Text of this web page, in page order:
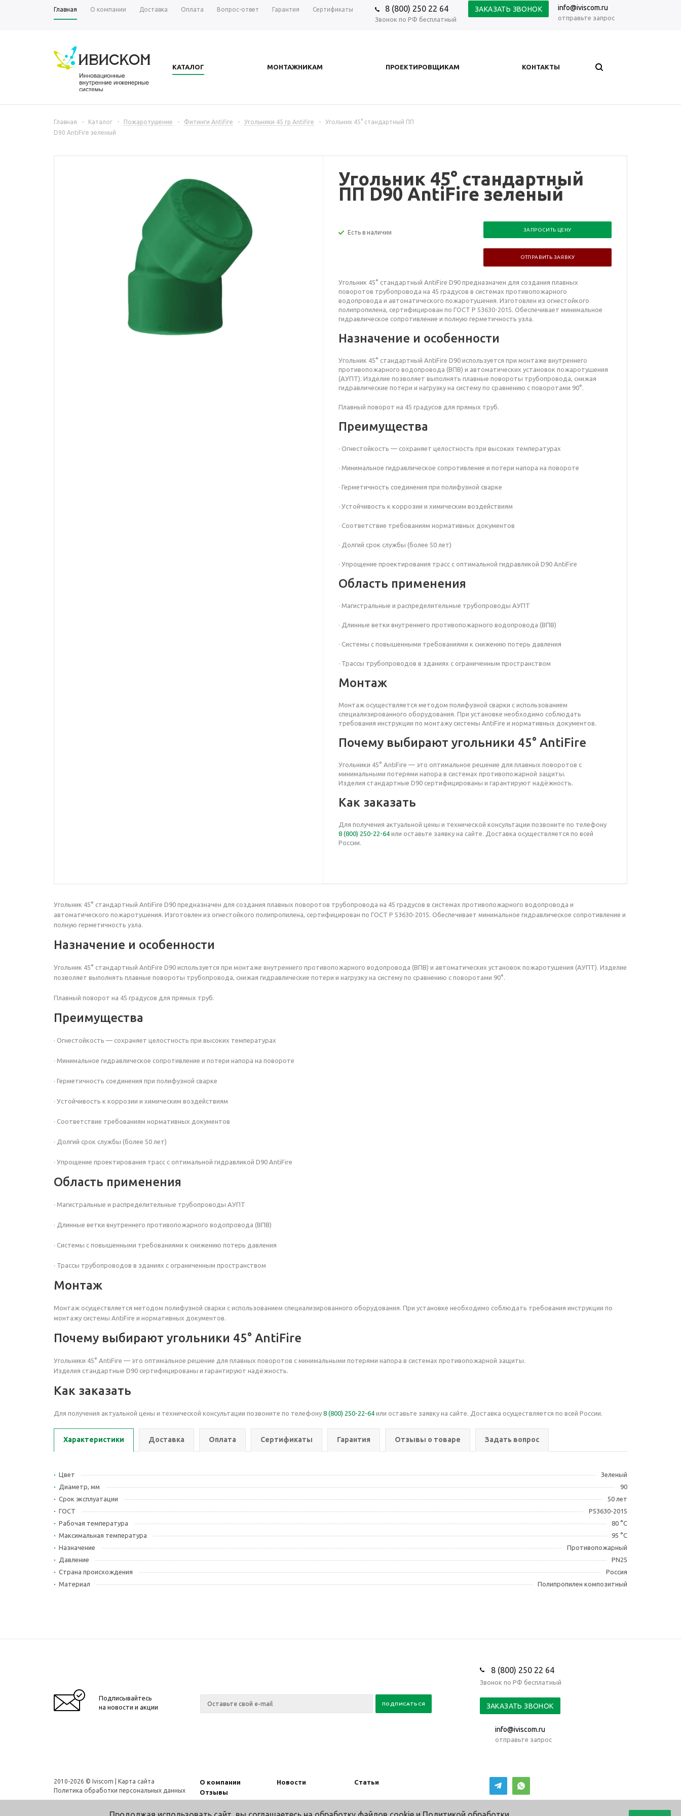
Главная О компании Доставка Оплата Вопрос-ответ Гарантия Сертификаты 8 (800) 250 22 64
Звонок по РФ бесплатный
ЗАКАЗАТЬ ЗВОНОК info@iviscom.ru
отправьте запрос
КАТАЛОГ МОНТАЖНИКАМ ПРОЕКТИРОВЩИКАМ КОНТАКТЫ
Главная - Каталог - Пожаротушение - Фитинги Antifire - Угольники 45 гр Antifire -
Угольник 45° стандартный ПП
D90 AntiFire зеленый
Угольник 45° стандартный
ПП D90 AntiFire зеленый
Есть в наличии ЗАПРОСИТЬ ЦЕНУ
ОТПРАВИТЬ ЗАЯВКУ
Угольник 45° стандартный AntiFire D90 предназначен для создания плавных
поворотов трубопровода на 45 градусов в системах противопожарного
водопровода и автоматического пожаротушения. Изготовлен из огнестойкого
полипропилена, сертифицирован по ГОСТ Р 53630-2015. Обеспечивает минимальное
гидравлическое сопротивление и полную герметичность узла.
Назначение и особенности
Угольник 45° стандартный AntiFire D90 используется при монтаже внутреннего
противопожарного водопровода (ВПВ) и автоматических установок пожаротушения
(АУПТ). Изделие позволяет выполнять плавные повороты трубопровода, снижая
гидравлические потери и нагрузку на систему по сравнению с поворотами 90°.
Плавный поворот на 45 градусов для прямых труб.
Преимущества
· Огнестойкость — сохраняет целостность при высоких температурах
· Минимальное гидравлическое сопротивление и потери напора на повороте
· Герметичность соединения при полифузной сварке
· Устойчивость к коррозии и химическим воздействиям
· Соответствие требованиям нормативных документов
· Долгий срок службы (более 50 лет)
· Упрощение проектирования трасс с оптимальной гидравликой D90 AntiFire
Область применения
· Магистральные и распределительные трубопроводы АУПТ
· Длинные ветки внутреннего противопожарного водопровода (ВПВ)
· Системы с повышенными требованиями к снижению потерь давления
· Трассы трубопроводов в зданиях с ограниченным пространством
Монтаж
Монтаж осуществляется методом полифузной сварки с использованием
специализированного оборудования. При установке необходимо соблюдать
требования инструкции по монтажу системы AntiFire и нормативных документов.
Почему выбирают угольники 45° AntiFire
Угольники 45° AntiFire — это оптимальное решение для плавных поворотов с
минимальными потерями напора в системах противопожарной защиты.
Изделия стандартные D90 сертифицированы и гарантируют надёжность.
Как заказать
Для получения актуальной цены и технической консультации позвоните по телефону
8 (800) 250-22-64 или оставьте заявку на сайте. Доставка осуществляется по всей
России.
Угольник 45° стандартный AntiFire D90 предназначен для создания плавных поворотов трубопровода на 45 градусов в системах противопожарного водопровода и
автоматического пожаротушения. Изготовлен из огнестойкого полипропилена, сертифицирован по ГОСТ Р 53630-2015. Обеспечивает минимальное гидравлическое сопротивление и
полную герметичность узла.
Назначение и особенности
Угольник 45° стандартный AntiFire D90 используется при монтаже внутреннего противопожарного водопровода (ВПВ) и автоматических установок пожаротушения (АУПТ). Изделие
позволяет выполнять плавные повороты трубопровода, снижая гидравлические потери и нагрузку на систему по сравнению с поворотами 90°.
Плавный поворот на 45 градусов для прямых труб.
Преимущества
· Огнестойкость — сохраняет целостность при высоких температурах
· Минимальное гидравлическое сопротивление и потери напора на повороте
· Герметичность соединения при полифузной сварке
· Устойчивость к коррозии и химическим воздействиям
· Соответствие требованиям нормативных документов
· Долгий срок службы (более 50 лет)
· Упрощение проектирования трасс с оптимальной гидравликой D90 AntiFire
Область применения
· Магистральные и распределительные трубопроводы АУПТ
· Длинные ветки внутреннего противопожарного водопровода (ВПВ)
· Системы с повышенными требованиями к снижению потерь давления
· Трассы трубопроводов в зданиях с ограниченным пространством
Монтаж
Монтаж осуществляется методом полифузной сварки с использованием специализированного оборудования. При установке необходимо соблюдать требования инструкции по
монтажу системы AntiFire и нормативных документов.
Почему выбирают угольники 45° AntiFire
Угольники 45° AntiFire — это оптимальное решение для плавных поворотов с минимальными потерями напора в системах противопожарной защиты.
Изделия стандартные D90 сертифицированы и гарантируют надёжность.
Как заказать
Для получения актуальной цены и технической консультации позвоните по телефону 8 (800) 250-22-64 или оставьте заявку на сайте. Доставка осуществляется по всей России.
Характеристики Доставка Оплата Сертификаты Гарантия Отзывы о товаре Задать вопрос
Цвет
Зеленый
Диаметр, мм
90
Срок эксплуатации
50 лет
ГОСТ
Р53630-2015
Рабочая температура
80 °С
Максимальная температура
95 °С
Назначение
Противопожарный
Давление
PN25
Страна происхождения
Россия
Материал
Полипропилен композитный
Подписывайтесь
на новости и акции
8 (800) 250 22 64
Звонок по РФ бесплатный
ЗАКАЗАТЬ ЗВОНОК
info@iviscom.ru
отправьте запрос
2010-2026 © Iviscom | Карта сайта
Политика обработки персональных данных
О компании Новости
Статьи
Отзывы